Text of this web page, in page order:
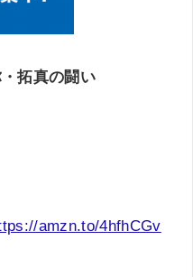
拓真の闘い
amzn.to/4hfhCGv